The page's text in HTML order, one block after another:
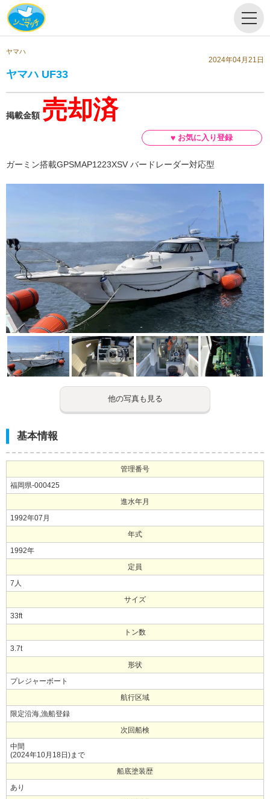
ヤマハ
2024年04月21日
ヤマハ UF33
掲載金額 売却済
ガーミン搭載GPSMAP1223XSV バードレーダー対応型
他の写真も見る
基本情報
管理番号
福岡県-000425
進水年月
1992年07月
年式
1992年
定員
7人
サイズ
33ft
トン数
3.7t
形状
プレジャーボート
航行区域
限定沿海,漁船登録
次回船検
中間
(2024年10月18日)まで
船底塗装歴
あり